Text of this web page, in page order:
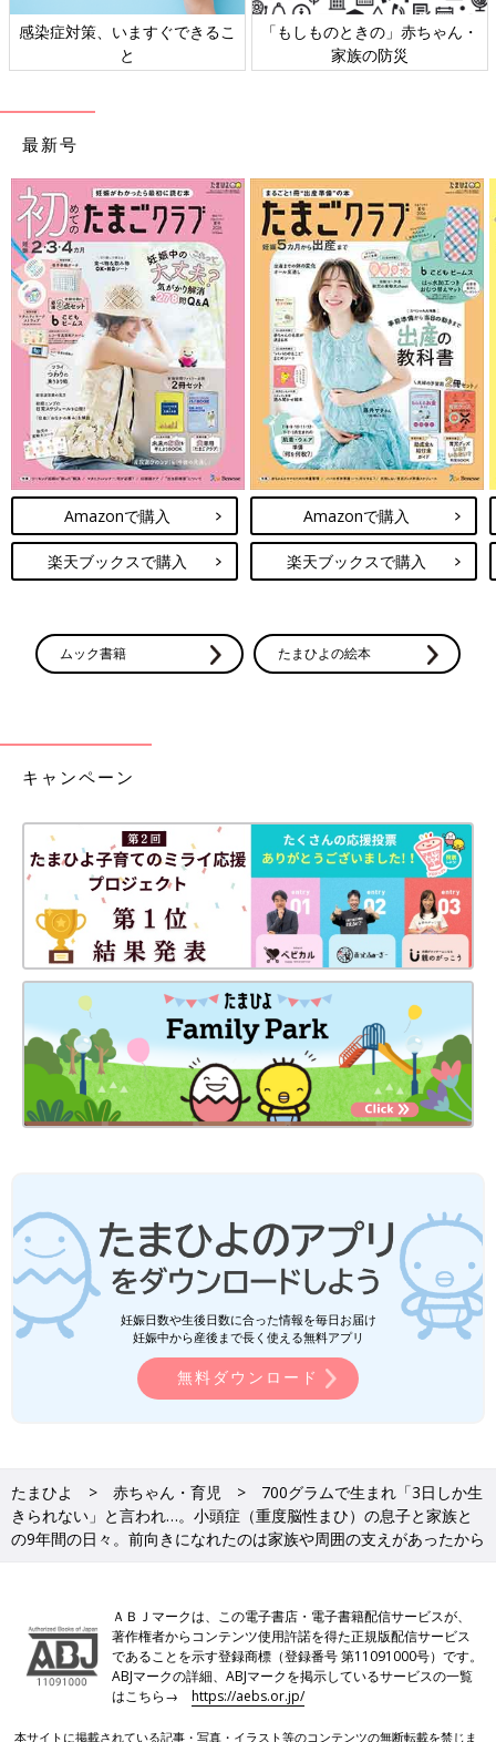
感染症対策、いますぐできるこ
と
「もしものときの」赤ちゃん・
家族の防災
最新号
Amazonで購入
楽天ブックスで購入
Amazonで購入
楽天ブックスで購入
ムック書籍 たまひよの絵本
キャンペーン
妊娠日数や生後日数に合った情報を毎日お届け
妊娠中から産後まで長く使える無料アプリ
無料ダウンロード
たまひよ 赤ちゃん・育児
700グラムで生まれ「3日しか生
きられない」と言われ…。小頭症（重度脳性まひ）の息子と家族と
の9年間の日々。前向きになれたのは家族や周囲の支えがあったから
ＡＢＪマークは、この電子書店・電子書籍配信サービスが、
著作権者からコンテンツ使用許諾を得た正規版配信サービス
であることを示す登録商標（登録番号 第11091000号）です。
ABJマークの詳細、ABJマークを掲示しているサービスの一覧
はこちら→https://aebs.or.jp/
本サイトに掲載されている記事・写真・イラスト等のコンテンツの無断転載を禁じま